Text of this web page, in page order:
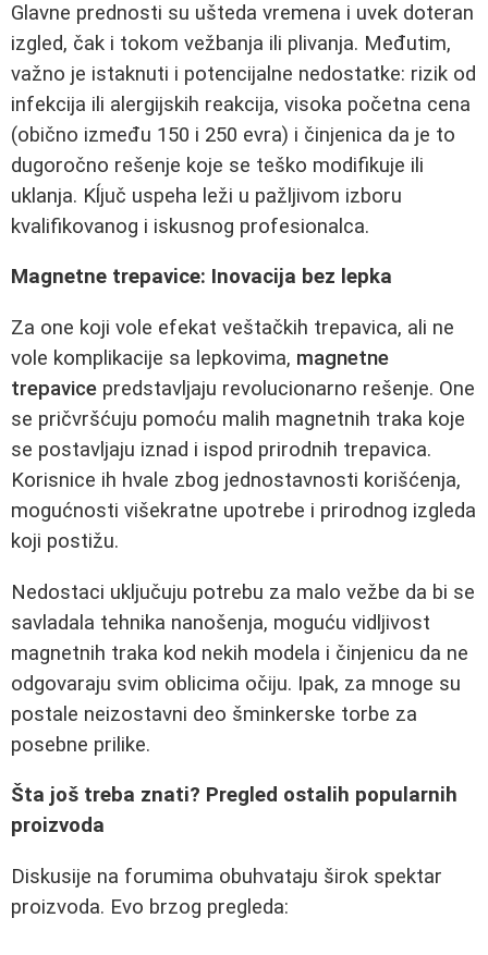
Glavne prednosti su ušteda vremena i uvek doteran
izgled, čak i tokom vežbanja ili plivanja. Međutim,
važno je istaknuti i potencijalne nedostatke: rizik od
infekcija ili alergijskih reakcija, visoka početna cena
(obično između 150 i 250 evra) i činjenica da je to
dugoročno rešenje koje se teško modifikuje ili
uklanja. Kĺjuč uspeha leži u pažljivom izboru
kvalifikovanog i iskusnog profesionalca.
Magnetne trepavice: Inovacija bez lepka
Za one koji vole efekat veštačkih trepavica, ali ne
vole komplikacije sa lepkovima, magnetne
trepavice predstavljaju revolucionarno rešenje. One
se pričvršćuju pomoću malih magnetnih traka koje
se postavljaju iznad i ispod prirodnih trepavica.
Korisnice ih hvale zbog jednostavnosti korišćenja,
mogućnosti višekratne upotrebe i prirodnog izgleda
koji postižu.
Nedostaci uključuju potrebu za malo vežbe da bi se
savladala tehnika nanošenja, moguću vidljivost
magnetnih traka kod nekih modela i činjenicu da ne
odgovaraju svim oblicima očiju. Ipak, za mnoge su
postale neizostavni deo šminkerske torbe za
posebne prilike.
Šta još treba znati? Pregled ostalih popularnih
proizvoda
Diskusije na forumima obuhvataju širok spektar
proizvoda. Evo brzog pregleda: